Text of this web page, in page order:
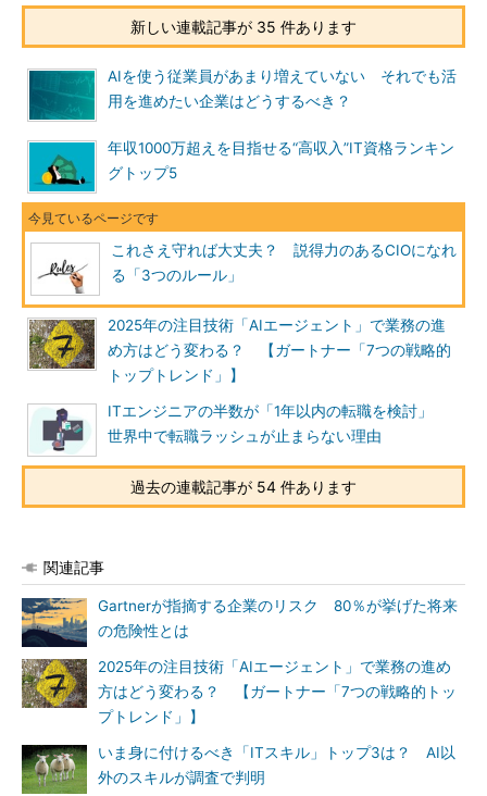
新しい連載記事が 35 件あります
AIを使う従業員があまり増えていない それでも活
用を進めたい企業はどうするべき？
年収1000万超えを目指せる“高収入”IT資格ランキン
グトップ5
これさえ守れば大丈夫？ 説得力のあるCIOになれ
る「3つのルール」
2025年の注目技術「AIエージェント」で業務の進
め方はどう変わる？ 【ガートナー「7つの戦略的
トップトレンド」】
ITエンジニアの半数が「1年以内の転職を検討」
世界中で転職ラッシュが止まらない理由
過去の連載記事が 54 件あります
関連記事
Gartnerが指摘する企業のリスク 80％が挙げた将来
の危険性とは
2025年の注目技術「AIエージェント」で業務の進め
方はどう変わる？ 【ガートナー「7つの戦略的トッ
プトレンド」】
いま身に付けるべき「ITスキル」トップ3は？ AI以
外のスキルが調査で判明